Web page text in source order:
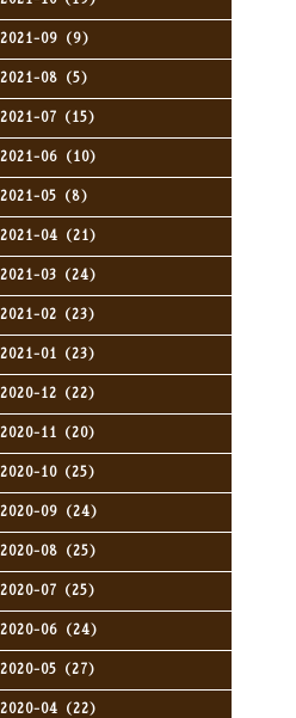
2021-09（9）
2021-08（5）
2021-07（15）
2021-06（10）
2021-05（8）
2021-04（21）
2021-03（24）
2021-02（23）
2021-01（23）
2020-12（22）
2020-11（20）
2020-10（25）
2020-09（24）
2020-08（25）
2020-07（25）
2020-06（24）
2020-05（27）
2020-04（22）